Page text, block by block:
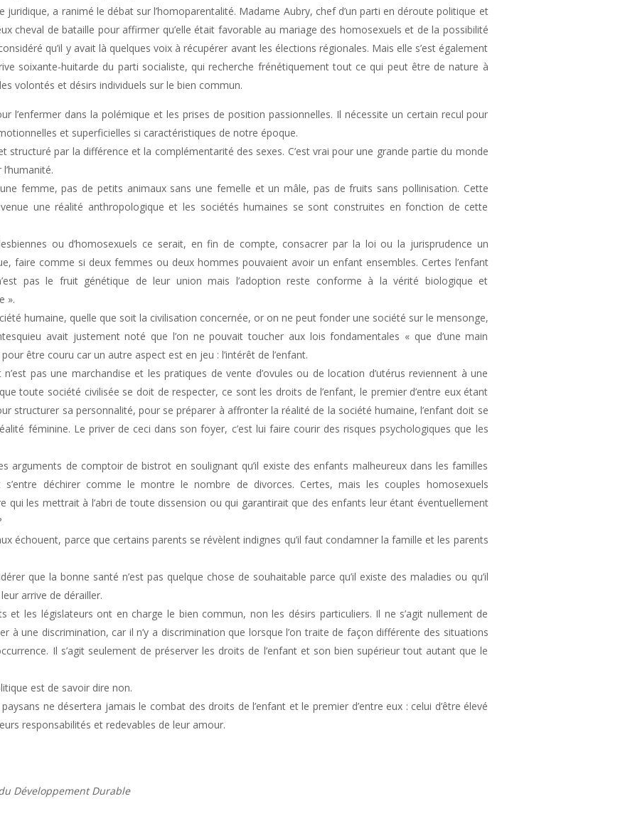
juridique, a ranimé le débat sur l’homoparentalité. Madame Aubry, chef d’un parti en déroute politique et
cheval de bataille pour affirmer qu’elle était favorable au mariage des homosexuels et de la possibilité
qu’il y avait là quelques voix à récupérer avant les élections régionales. Mais elle s’est également
soixante-huitarde du parti socialiste, qui recherche frénétiquement tout ce qui peut être de nature à
volontés et désirs individuels sur le bien commun.
l’enfermer dans la polémique et les prises de position passionnelles. Il nécessite un certain recul pour
et superficielles si caractéristiques de notre époque.
structuré par la différence et la complémentarité des sexes. C’est vrai pour une grande partie du monde
femme, pas de petits animaux sans une femelle et un mâle, pas de fruits sans pollinisation. Cette
une réalité anthropologique et les sociétés humaines se sont construites en fonction de cette
ou d’homosexuels ce serait, en fin de compte, consacrer par la loi ou la jurisprudence un
faire comme si deux femmes ou deux hommes pouvaient avoir un enfant ensembles. Certes l’enfant
pas le fruit génétique de leur union mais l’adoption reste conforme à la vérité biologique et
».
humaine, quelle que soit la civilisation concernée, or on ne peut fonder une société sur le mensonge,
avait justement noté que l’on ne pouvait toucher aux lois fondamentales « que d’une main
être couru car un autre aspect est en jeu : l’intérêt de l’enfant.
n’est pas une marchandise et les pratiques de vente d’ovules ou de location d’utérus reviennent à une
toute société civilisée se doit de respecter, ce sont les droits de l’enfant, le premier d’entre eux étant
structurer sa personnalité, pour se préparer à affronter la réalité de la société humaine, l’enfant doit se
féminine. Le priver de ceci dans son foyer, c’est lui faire courir des risques psychologiques que les
arguments de comptoir de bistrot en soulignant qu’il existe des enfants malheureux dans les familles
déchirer comme le montre le nombre de divorces. Certes, mais les couples homosexuels
qui les mettrait à l’abri de toute dissension ou qui garantirait que des enfants leur étant éventuellement
échouent, parce que certains parents se révèlent indignes qu’il faut condamner la famille et les parents
que la bonne santé n’est pas quelque chose de souhaitable parce qu’il existe des maladies ou qu’il
arrive de dérailler.
et les législateurs ont en charge le bien commun, non les désirs particuliers. Il ne s’agit nullement de
à une discrimination, car il n’y a discrimination que lorsque l’on traite de façon différente des situations
Il s’agit seulement de préserver les droits de l’enfant et son bien supérieur tout autant que le
est de savoir dire non.
ne désertera jamais le combat des droits de l’enfant et le premier d’entre eux : celui d’être élevé
responsabilités et redevables de leur amour.
Développement Durable